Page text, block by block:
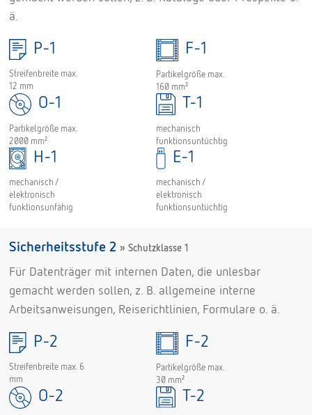
ä.
P-1
Streifenbreite max.
12 mm
F-1
Partikelgröße max.
160 mm²
O-1
Partikelgröße max.
2000 mm²
T-1
mechanisch
funktionsuntüchtig
H-1
mechanisch /
elektronisch
funktionsunfähig
E-1
mechanisch /
elektronisch
funktionsuntüchtig
Sicherheitsstufe 2 » Schutzklasse 1
Für Datenträger mit internen Daten, die unlesbar
gemacht werden sollen, z. B. allgemeine interne
Arbeitsanweisungen, Reiserichtlinien, Formulare o. ä.
P-2
Streifenbreite max. 6
mm
F-2
Partikelgröße max.
30 mm²
O-2 T-2